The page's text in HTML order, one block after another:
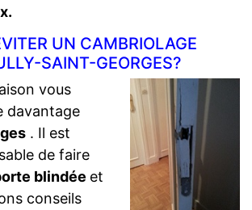
UN CAMBRIOLAGE
SAINT-GEORGES?
vous
davantage
. Il est
de faire
blindée et
conseils